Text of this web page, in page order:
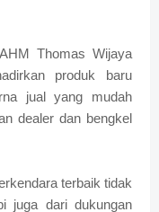
Thomas Wijaya
produk baru
jual yang mudah
dealer dan bengkel
terbaik tidak
juga dari dukungan